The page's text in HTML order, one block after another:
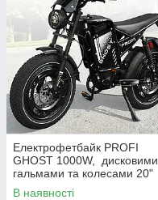
Електрофетбайк PROFI
GHOST 1000W, дисковими
гальмами та колесами 20"
GS-2001 Чорний
В наявності